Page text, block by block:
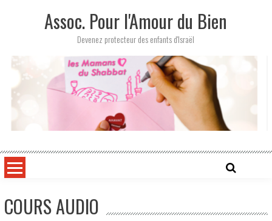
Assoc. Pour l'Amour du Bien
Devenez protecteur des enfants d'Israël
COURS AUDIO